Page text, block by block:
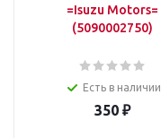
=Isuzu Motors=
(5090002750)
Есть в наличии
350 ₽